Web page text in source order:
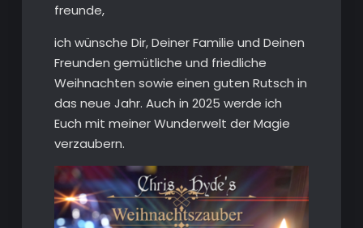
freunde,
ich wünsche Dir, Deiner Familie und Deinen
Freunden gemütliche und friedliche
Weihnachten sowie einen guten Rutsch in
das neue Jahr. Auch in 2025 werde ich
Euch mit meiner Wunderwelt der Magie
verzaubern.